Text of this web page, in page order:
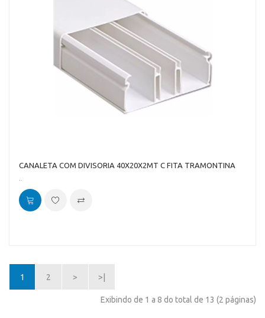
CANALETA COM DIVISORIA 40X20X2MT C FITA TRAMONTINA
1 2 > >|
Exibindo de 1 a 8 do total de 13 (2 páginas)